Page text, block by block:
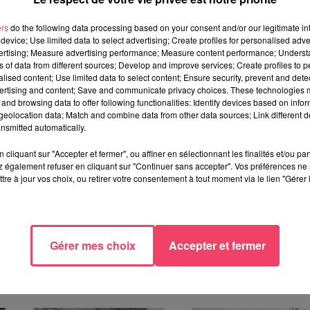
regrettent la décision de la Ville de revenir sur le plan
du plan d’origine permet la remontée de la rue des Déportés
routier, de limiter le nombre de voitures qui empruntent les
facilement le haut et le bas-Laval et de faciliter les
place de la voiture individuelle: "S’il est plus court de passer
les circulations de transit qui devaient être détournées.
et de déplacement est nécessaire dans l’intérêt de
do the following data processing based on your consent and/or our legitimate
Use limited data to select advertising; Create profiles for personalised
Measure advertising performance; Measure content performance;
of data from different sources; Develop and improve services; Create profiles to
content; Use limited data to select content; Ensure security, prevent and
and content; Save and communicate privacy choices. These technologies
browsing data to offer following functionalities: Identify devices based on
data; Match and combine data from other data sources; Link different
automatically.
cliquant sur "Accepter et fermer", ou affiner en sélectionnant les finalités et/ou
également refuser en cliquant sur "Continuer sans accepter". Vos préférences
à jour vos choix, ou retirer votre consentement à tout moment via le lien
Gérer mes choix Accepter et fermer